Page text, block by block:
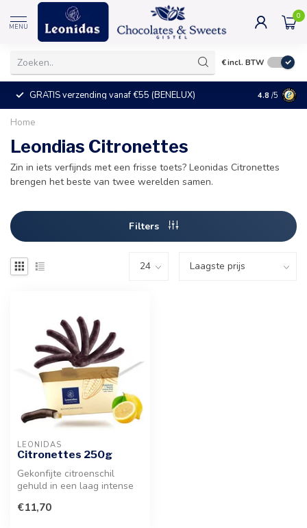
MENU
0
€incl. BTW
GRATIS verzending vanaf €55 (BENELUX) +25°C =
4.8 /5
Home
Leondias Citronettes
Zin in iets verfijnds met een frisse toets? Leonidas Citronettes
brengen het beste van twee werelden samen.
Filters
LEONIDAS
Citronettes 250g
Gekonfijte citroenschil
gehuld in een laag intense
verfijnde...
€11,70